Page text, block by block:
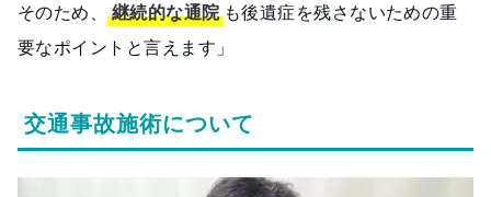
そのため、継続的な通院も後遺症を残さないための重
要なポイントと言えます」
交通事故施術について